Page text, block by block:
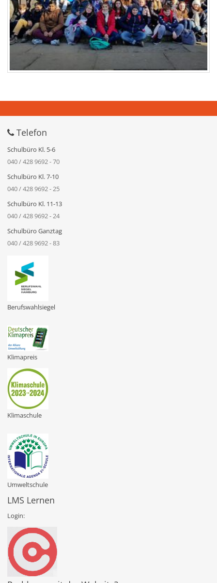
Telefon
Schulbüro Kl. 5-6
040 / 428 9692 - 70
Schulbüro Kl. 7-10
040 / 428 9692 - 25
Schulbüro Kl. 11-13
040 / 428 9692 - 24
Schulbüro Ganztag
040 / 428 9692 - 83
Berufswahlsiegel
Klimapreis
Klimaschule
Umweltschule
LMS Lernen
Login: